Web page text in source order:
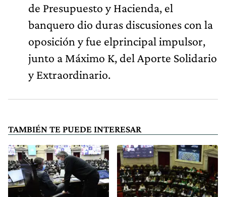
de Presupuesto y Hacienda, el
banquero dio duras discusiones con la
oposición y fue elprincipal impulsor,
junto a Máximo K, del Aporte Solidario
y Extraordinario.
TAMBIÉN TE PUEDE INTERESAR